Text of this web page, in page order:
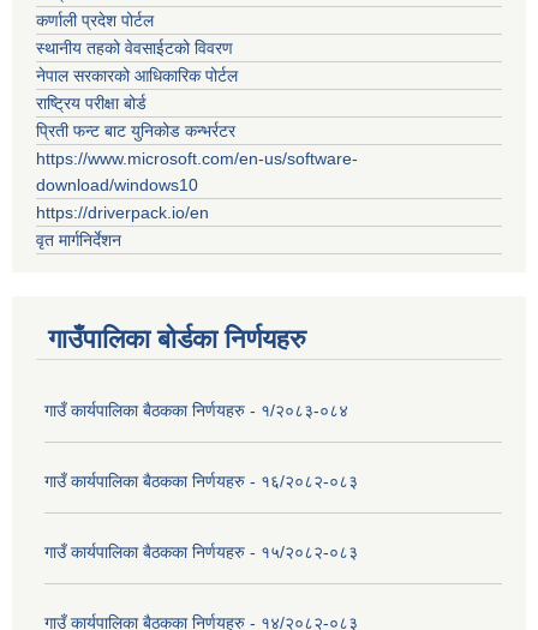
कर्णाली प्रदेश पोर्टल
स्थानीय तहको वेवसाईटको विवरण
नेपाल सरकारको आधिकारिक पोर्टल
राष्ट्रिय परीक्षा बोर्ड
प्रिती फन्ट बाट युनिकोड कन्भर्रटर
https://www.microsoft.com/en-us/software-
download/windows10
https://driverpack.io/en
वृत मार्गनिर्देशन
गाउँपालिका बोर्डका निर्णयहरु
गाउँ कार्यपालिका बैठकका निर्णयहरु - १/२०८३-०८४
गाउँ कार्यपालिका बैठकका निर्णयहरु - १६/२०८२-०८३
गाउँ कार्यपालिका बैठकका निर्णयहरु - १५/२०८२-०८३
गाउँ कार्यपालिका बैठकका निर्णयहरु - १४/२०८२-०८३